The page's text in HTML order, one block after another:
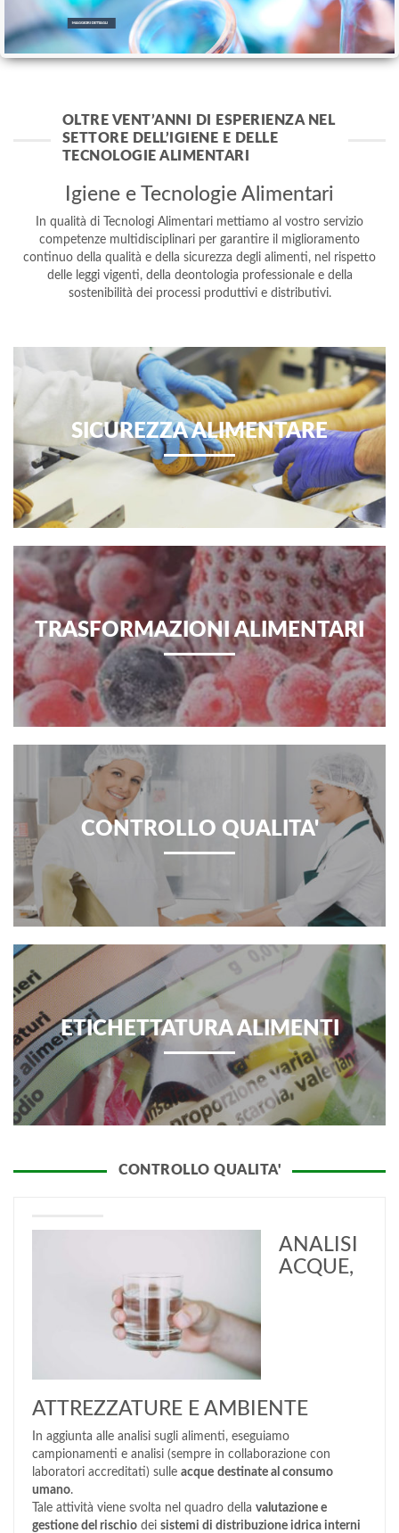
MAGGIORI DETTAGLI
OLTRE VENT’ANNI DI ESPERIENZA NEL
SETTORE DELL’IGIENE E DELLE
TECNOLOGIE ALIMENTARI
Igiene e Tecnologie Alimentari
In qualità di Tecnologi Alimentari mettiamo al vostro servizio
competenze multidisciplinari per garantire il miglioramento
continuo della qualità e della sicurezza degli alimenti, nel rispetto
delle leggi vigenti, della deontologia professionale e della
sostenibilità dei processi produttivi e distributivi.
SICUREZZA ALIMENTARE
TRASFORMAZIONI ALIMENTARI
CONTROLLO QUALITA'
ETICHETTATURA ALIMENTI
CONTROLLO QUALITA'
ANALISI
ACQUE,
ATTREZZATURE E AMBIENTE
In aggiunta alle analisi sugli alimenti, eseguiamo
campionamenti e analisi (sempre in collaborazione con
laboratori accreditati) sulle acque destinate al consumo
umano.
Tale attività viene svolta nel quadro della valutazione e
gestione del rischio dei sistemi di distribuzione idrica interni